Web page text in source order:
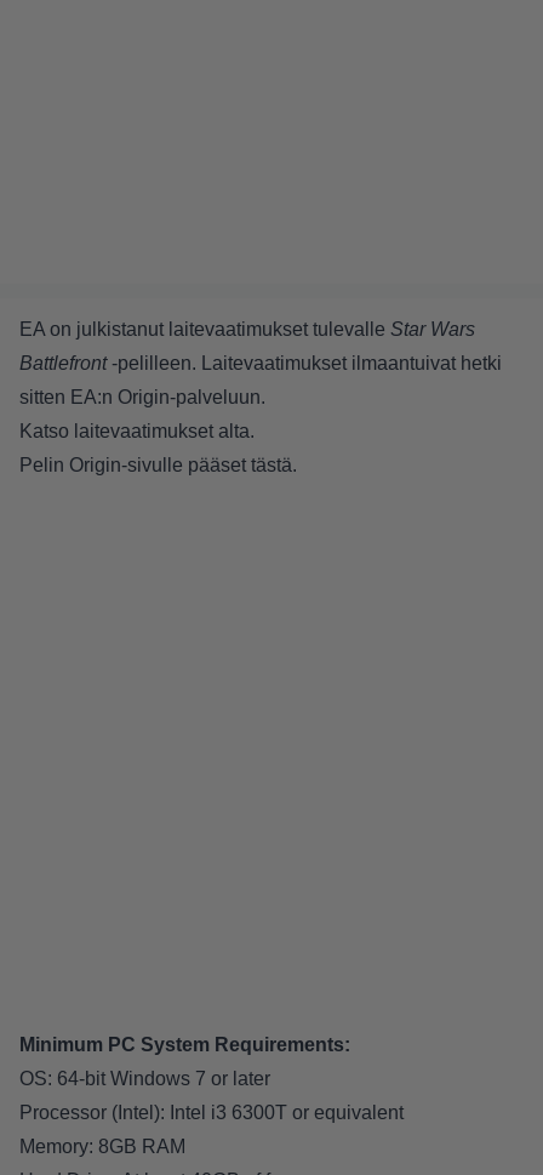
EA on julkistanut laitevaatimukset tulevalle Star Wars
Battlefront-pelilleen. Laitevaatimukset ilmaantuivat hetki
sitten EA:n Origin-palveluun.
Katso laitevaatimukset alta.
Pelin Origin-sivulle pääset tästä.
Minimum PC System Requirements:
OS: 64-bit Windows 7 or later
Processor (Intel): Intel i3 6300T or equivalent
Memory: 8GB RAM